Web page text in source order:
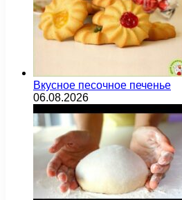
Вкусное песочное печенье
06.08.2026